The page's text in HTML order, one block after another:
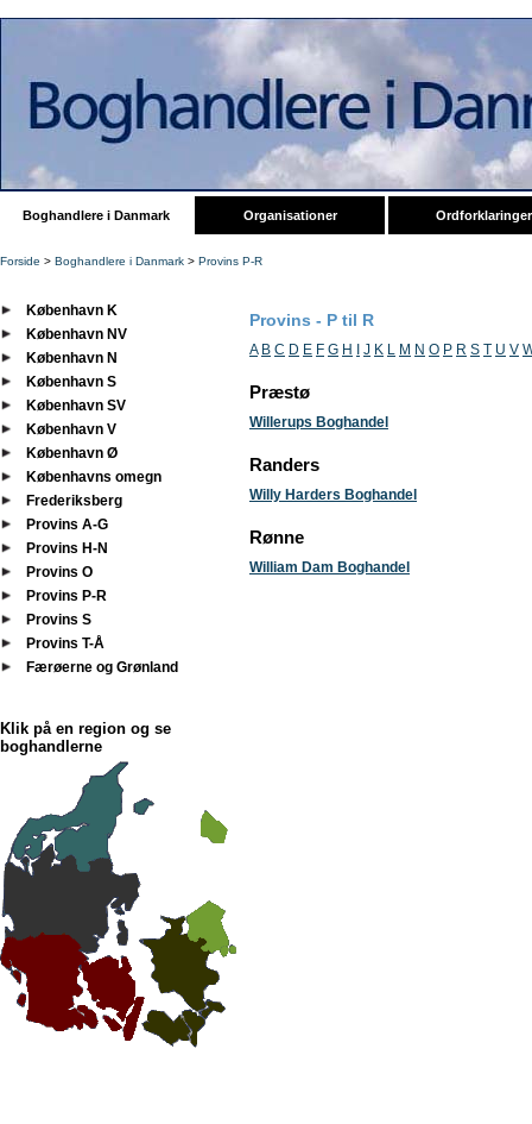
Boghandlere i Danmark Organisationer Ordforklaringer
Forside > Boghandlere i Danmark > Provins P-R
København K
København NV
København N
København S
København SV
København V
København Ø
Københavns omegn
Frederiksberg
Provins A-G
Provins H-N
Provins O
Provins P-R
Provins S
Provins T-Å
Færøerne og Grønland
Klik på en region og se
boghandlerne
Provins - P til R
A B C D E F G H J K L M N O P R S T U V
Præstø
Willerups Boghandel
Randers
Willy Harders Boghandel
Rønne
William Dam Boghandel